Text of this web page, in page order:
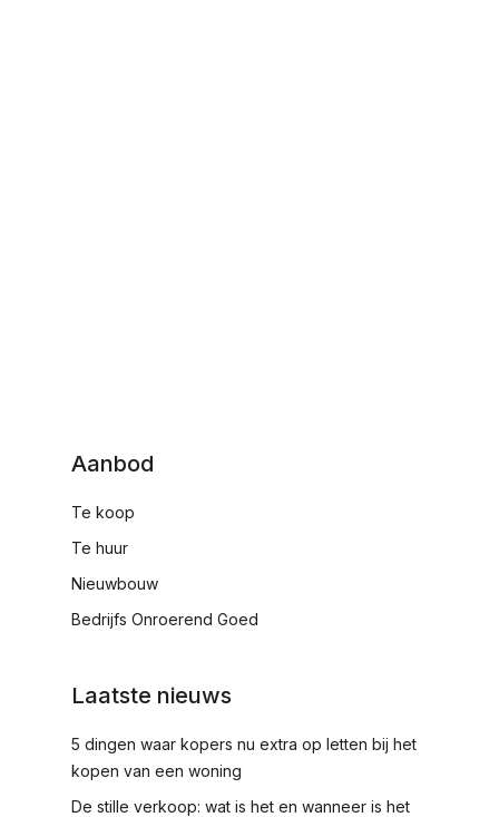
Aanbod
Te koop
Te huur
Nieuwbouw
Bedrijfs Onroerend Goed
Laatste nieuws
5 dingen waar kopers nu extra op letten bij het
kopen van een woning
De stille verkoop: wat is het en wanneer is het